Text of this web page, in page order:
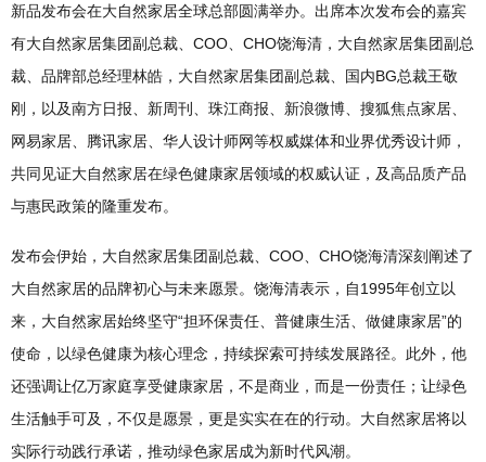
新品发布会在大自然家居全球总部圆满举办。出席本次发布会的嘉宾
有大自然家居集团副总裁、COO、CHO饶海清，大自然家居集团副总
裁、品牌部总经理林皓，大自然家居集团副总裁、国内BG总裁王敬
刚，以及南方日报、新周刊、珠江商报、新浪微博、搜狐焦点家居、
网易家居、腾讯家居、华人设计师网等权威媒体和业界优秀设计师，
共同见证大自然家居在绿色健康家居领域的权威认证，及高品质产品
与惠民政策的隆重发布。
发布会伊始，大自然家居集团副总裁、COO、CHO饶海清深刻阐述了
大自然家居的品牌初心与未来愿景。饶海清表示，自1995年创立以
来，大自然家居始终坚守“担环保责任、普健康生活、做健康家居”的
使命，以绿色健康为核心理念，持续探索可持续发展路径。此外，他
还强调让亿万家庭享受健康家居，不是商业，而是一份责任；让绿色
生活触手可及，不仅是愿景，更是实实在在的行动。大自然家居将以
实际行动践行承诺，推动绿色家居成为新时代风潮。